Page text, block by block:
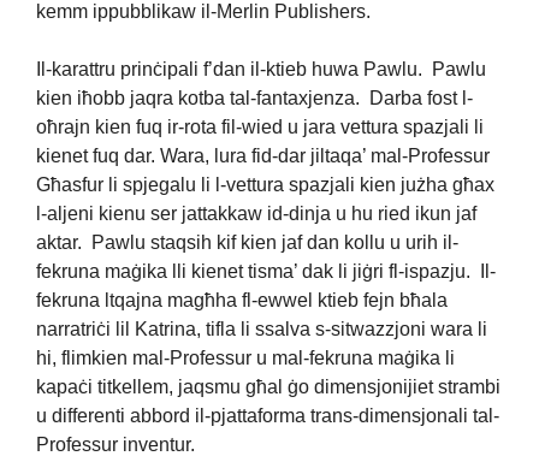
kemm ippubblikaw il-Merlin Publishers.
Il-karattru prinċipali f’dan il-ktieb huwa Pawlu. Pawlu
kien iħobb jaqra kotba tal-fantaxjenza. Darba fost l-
oħrajn kien fuq ir-rota fil-wied u jara vettura spazjali li
kienet fuq dar. Wara, lura fid-dar jiltaqa’ mal-Professur
Għasfur li spjegalu li l-vettura spazjali kien jużha għax
l-aljeni kienu ser jattakkaw id-dinja u hu ried ikun jaf
aktar. Pawlu staqsih kif kien jaf dan kollu u urih il-
fekruna maġika lli kienet tisma’ dak li jiġri fl-ispazju. Il-
fekruna ltqajna magħha fl-ewwel ktieb fejn bħala
narratriċi lil Katrina, tifla li ssalva s-sitwazzjoni wara li
hi, flimkien mal-Professur u mal-fekruna maġika li
kapaċi titkellem, jaqsmu għal ġo dimensjonijiet strambi
u differenti abbord il-pjattaforma trans-dimensjonali tal-
Professur inventur.